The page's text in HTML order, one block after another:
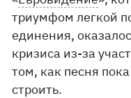
триумфом легкой
единения,
кризиса из-за
том, как песня
строить.